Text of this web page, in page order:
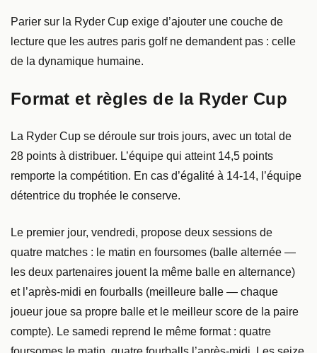
Parier sur la Ryder Cup exige d’ajouter une couche de
lecture que les autres paris golf ne demandent pas : celle
de la dynamique humaine.
Format et règles de la Ryder Cup
La Ryder Cup se déroule sur trois jours, avec un total de
28 points à distribuer. L’équipe qui atteint 14,5 points
remporte la compétition. En cas d’égalité à 14-14, l’équipe
détentrice du trophée le conserve.
Le premier jour, vendredi, propose deux sessions de
quatre matches : le matin en foursomes (balle alternée —
les deux partenaires jouent la même balle en alternance)
et l’après-midi en fourballs (meilleure balle — chaque
joueur joue sa propre balle et le meilleur score de la paire
compte). Le samedi reprend le même format : quatre